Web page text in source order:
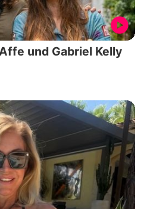
und Gabriel Kelly